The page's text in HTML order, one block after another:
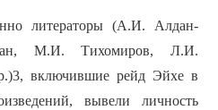
литераторы (А.И. Алдан-
М.И. Тихомиров, Л.И.
включившие рейд Эйхе в
вывели личность